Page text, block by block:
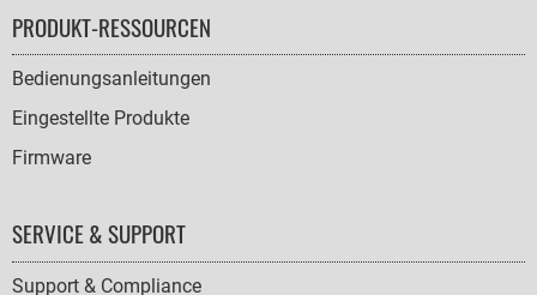
PRODUKT-RESSOURCEN
Bedienungsanleitungen
Eingestellte Produkte
Firmware
SERVICE & SUPPORT
Support & Compliance